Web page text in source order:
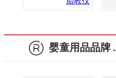
婴童用品品牌 .